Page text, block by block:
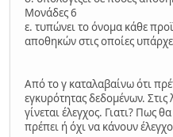
Μονάδες 6
ε. τυπώνει το όνομα κάθε
αποθηκών στις οποίες
Από το γ καταλαβαίνω ότι
εγκυρότητας δεδομένων.
γίνεται έλεγχος. Γιατι? Πως
πρέπει ή όχι να κάνουν